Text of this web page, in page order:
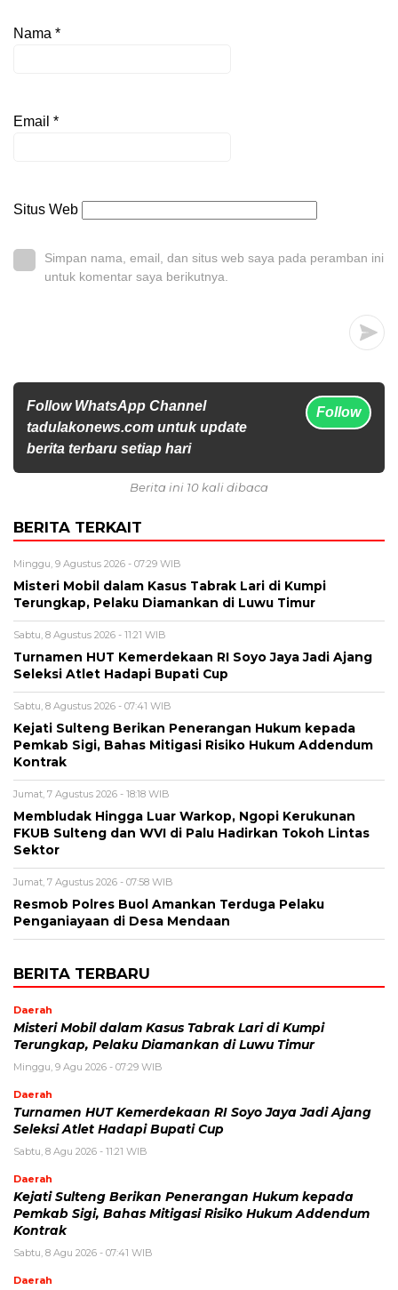
Nama *
Email *
Situs Web
Simpan nama, email, dan situs web saya pada peramban ini
untuk komentar saya berikutnya.
Follow WhatsApp Channel
tadulakonews.com untuk update
berita terbaru setiap hari
Follow
Berita ini 10 kali dibaca
BERITA TERKAIT
Minggu, 9 Agustus 2026 - 07:29 WIB
Misteri Mobil dalam Kasus Tabrak Lari di Kumpi
Terungkap, Pelaku Diamankan di Luwu Timur
Sabtu, 8 Agustus 2026 - 11:21 WIB
Turnamen HUT Kemerdekaan RI Soyo Jaya Jadi Ajang
Seleksi Atlet Hadapi Bupati Cup
Sabtu, 8 Agustus 2026 - 07:41 WIB
Kejati Sulteng Berikan Penerangan Hukum kepada
Pemkab Sigi, Bahas Mitigasi Risiko Hukum Addendum
Kontrak
Jumat, 7 Agustus 2026 - 18:18 WIB
Membludak Hingga Luar Warkop, Ngopi Kerukunan
FKUB Sulteng dan WVI di Palu Hadirkan Tokoh Lintas
Sektor
Jumat, 7 Agustus 2026 - 07:58 WIB
Resmob Polres Buol Amankan Terduga Pelaku
Penganiayaan di Desa Mendaan
BERITA TERBARU
Daerah
Misteri Mobil dalam Kasus Tabrak Lari di Kumpi
Terungkap, Pelaku Diamankan di Luwu Timur
Minggu, 9 Agu 2026 - 07:29 WIB
Daerah
Turnamen HUT Kemerdekaan RI Soyo Jaya Jadi Ajang
Seleksi Atlet Hadapi Bupati Cup
Sabtu, 8 Agu 2026 - 11:21 WIB
Daerah
Kejati Sulteng Berikan Penerangan Hukum kepada
Pemkab Sigi, Bahas Mitigasi Risiko Hukum Addendum
Kontrak
Sabtu, 8 Agu 2026 - 07:41 WIB
Daerah